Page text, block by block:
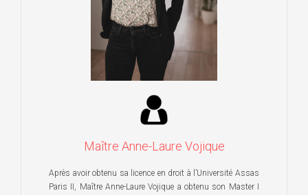
Maître Anne-Laure Vojique
Après avoir obtenu sa licence en droit à l’Université Assas
Paris II, Maître Anne-Laure Vojique a obtenu son Master I